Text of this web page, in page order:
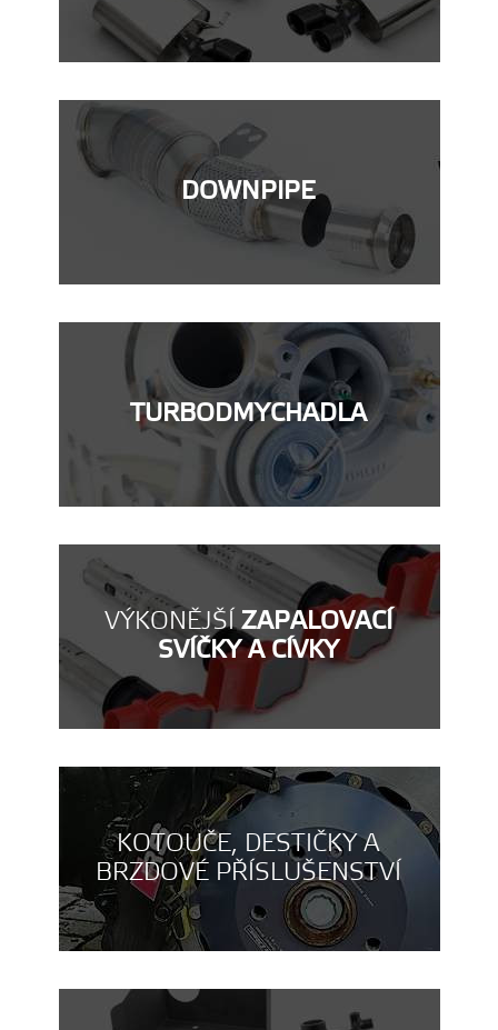
DOWNPIPE
TURBODMYCHADLA
VÝKONĚJŠÍZAPALOVACÍ
SVÍČKY A CÍVKY
KOTOUČE, DESTIČKY A
BRZDOVÉ PŘÍSLUŠENSTVÍ